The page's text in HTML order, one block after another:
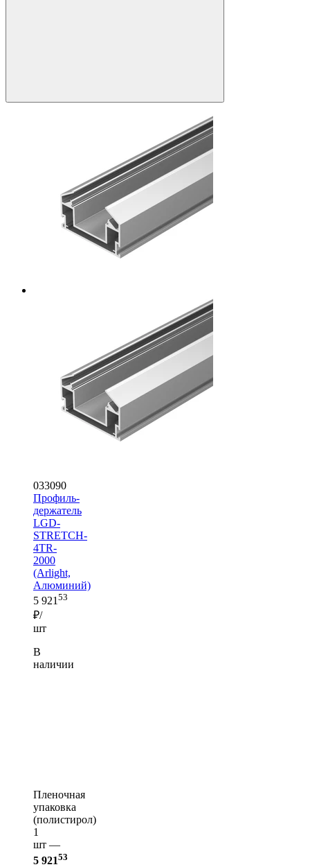
033090
Профиль-
держатель
LGD-
STRETCH-
4TR-
2000
(Arlight,
Алюминий)
5 921 53
₽/
шт
В
наличии
Пленочная
упаковка
(полистирол)
1
шт —
5 92153